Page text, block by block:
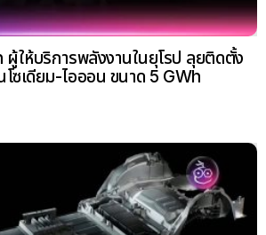
ให้บริการพลังงานในยุโรป ลุยติดตั้ง
โซเดียม-ไอออน ขนาด 5 GWh